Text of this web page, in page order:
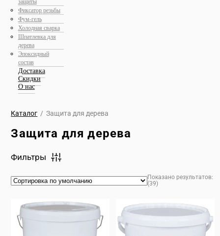
защиты
Фиксатор резьбы
Фум-гель
Холодная сварка
Шпатлевка для
дерева
Эпоксидный
состав
Доставка
Скидки
О нас
Каталог / Защита для дерева
Защита для дерева
Фильтры
Цена
Моющийся
Показано результатов:
(39)